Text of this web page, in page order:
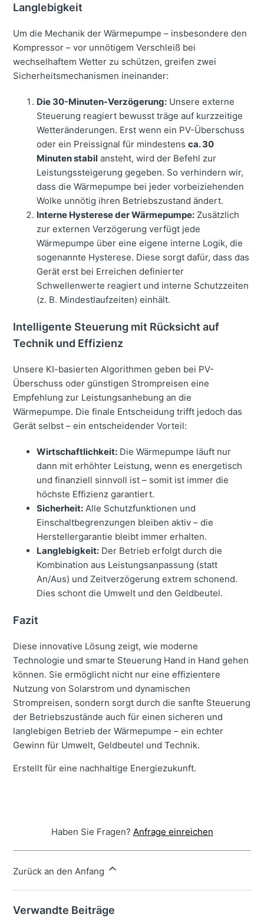
Langlebigkeit
Um die Mechanik der Wärmepumpe – insbesondere den
Kompressor – vor unnötigem Verschleiß bei
wechselhaftem Wetter zu schützen, greifen zwei
Sicherheitsmechanismen ineinander:
Die 30-Minuten-Verzögerung: Unsere externe
Steuerung reagiert bewusst träge auf kurzzeitige
Wetteränderungen. Erst wenn ein PV-Überschuss
oder ein Preissignal für mindestensca. 30
Minuten stabil ansteht, wird der Befehl zur
Leistungssteigerung gegeben. So verhindern wir,
dass die Wärmepumpe bei jeder vorbeiziehenden
Wolke unnötig ihren Betriebszustand ändert.
Interne Hysterese der Wärmepumpe: Zusätzlich
zur externen Verzögerung verfügt jede
Wärmepumpe über eine eigene interne Logik, die
sogenannte Hysterese. Diese sorgt dafür, dass das
Gerät erst bei Erreichen definierter
Schwellenwerte reagiert und interne Schutzzeiten
(z. B. Mindestlaufzeiten) einhält.
Intelligente Steuerung mit Rücksicht auf
Technik und Effizienz
Unsere KI-basierten Algorithmen geben bei PV-
Überschuss oder günstigen Strompreisen eine
Empfehlung zur Leistungsanhebung an die
Wärmepumpe. Die finale Entscheidung trifft jedoch das
Gerät selbst – ein entscheidender Vorteil:
Wirtschaftlichkeit: Die Wärmepumpe läuft nur
dann mit erhöhter Leistung, wenn es energetisch
und finanziell sinnvoll ist – somit ist immer die
höchste Effizienz garantiert.
Sicherheit: Alle Schutzfunktionen und
Einschaltbegrenzungen bleiben aktiv – die
Herstellergarantie bleibt immer erhalten.
Langlebigkeit: Der Betrieb erfolgt durch die
Kombination aus Leistungsanpassung (statt
An/Aus) und Zeitverzögerung extrem schonend.
Dies schont die Umwelt und den Geldbeutel.
Fazit
Diese innovative Lösung zeigt, wie moderne
Technologie und smarte Steuerung Hand in Hand gehen
können. Sie ermöglicht nicht nur eine effizientere
Nutzung von Solarstrom und dynamischen
Strompreisen, sondern sorgt durch die sanfte Steuerung
der Betriebszustände auch für einen sicheren und
langlebigen Betrieb der Wärmepumpe – ein echter
Gewinn für Umwelt, Geldbeutel und Technik.
Erstellt für eine nachhaltige Energiezukunft.
Haben Sie Fragen? Anfrage einreichen
Zurück an den Anfang
Verwandte Beiträge